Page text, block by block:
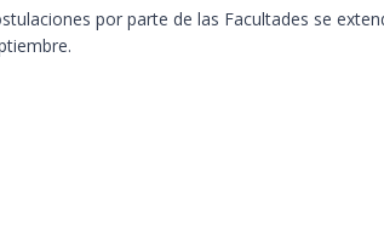
por parte de las Facultades se